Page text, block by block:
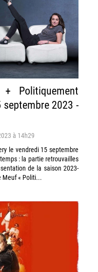
Politiquement
2023 -
à 14h29
le vendredi 15 septembre
: la partie retrouvailles
de la saison 2023-
Meuf « Politi...